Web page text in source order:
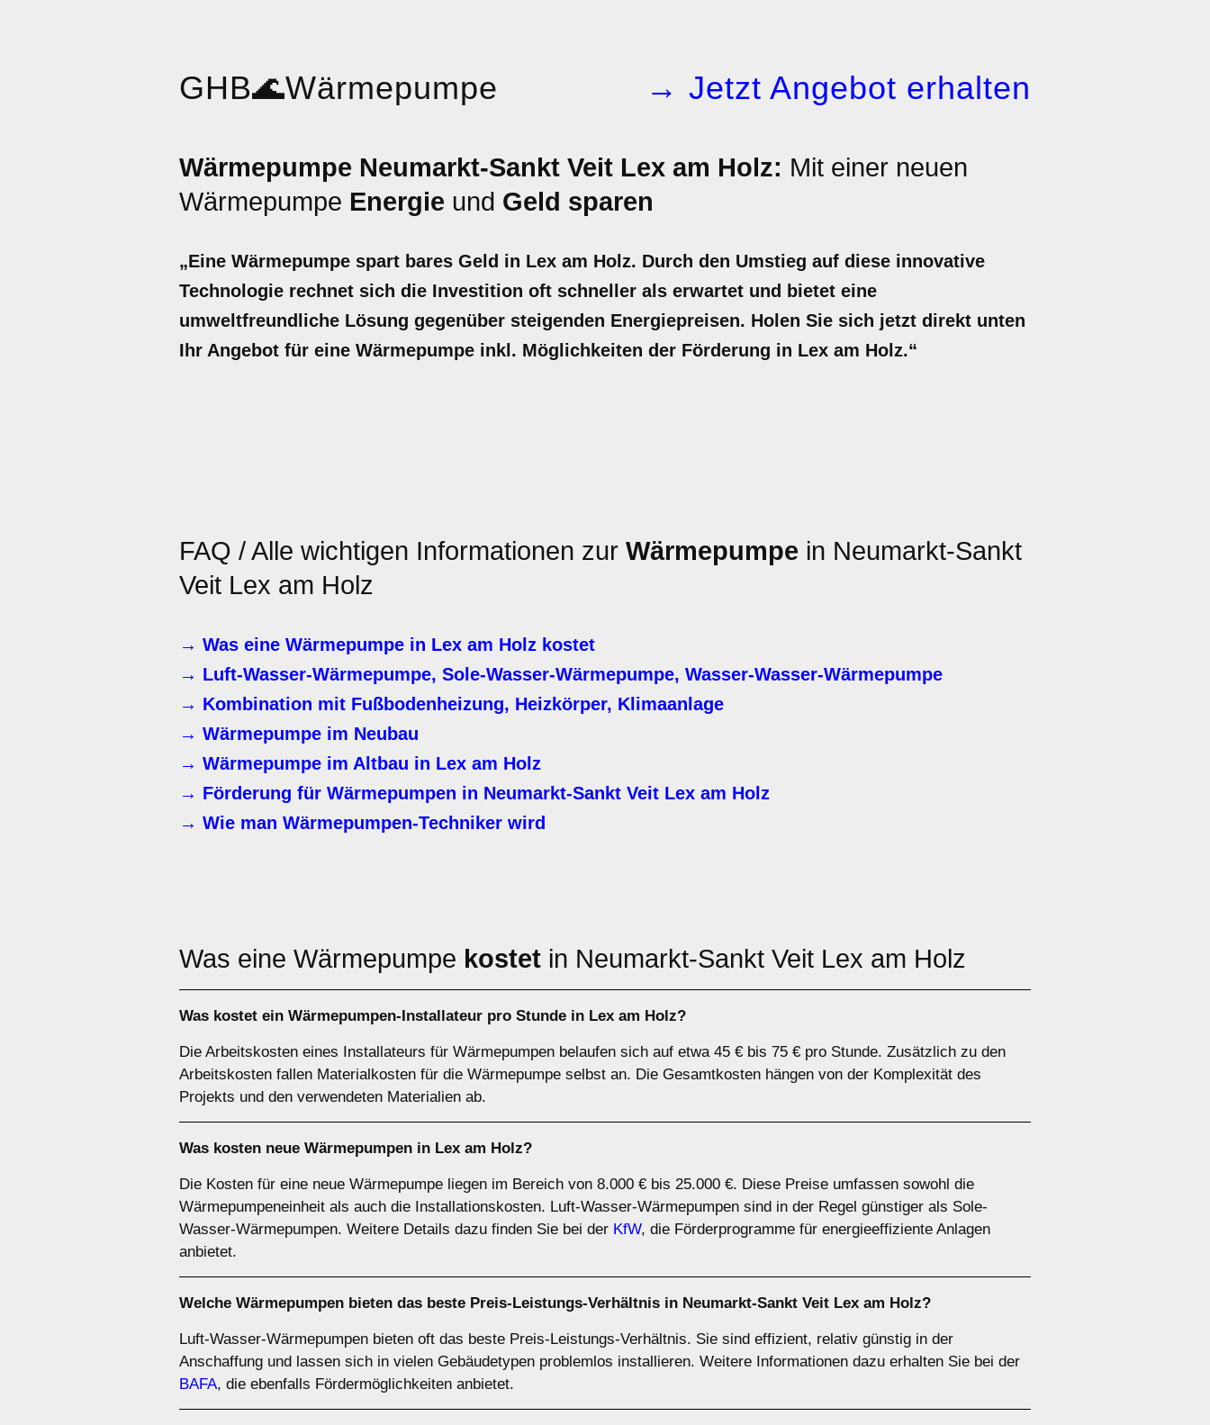
GHB🌊Wärmepumpe → Jetzt Angebot erhalten
Wärmepumpe Neumarkt-Sankt Veit Lex am Holz: Mit einer neuen
Wärmepumpe Energie und Geld sparen
„Eine Wärmepumpe spart bares Geld in Lex am Holz. Durch den Umstieg auf diese innovative
Technologie rechnet sich die Investition oft schneller als erwartet und bietet eine
umweltfreundliche Lösung gegenüber steigenden Energiepreisen. Holen Sie sich jetzt direkt unten
Ihr Angebot für eine Wärmepumpe inkl. Möglichkeiten der Förderung in Lex am Holz.“
FAQ / Alle wichtigen Informationen zur Wärmepumpe in Neumarkt-Sankt
Veit Lex am Holz
→ Was eine Wärmepumpe in Lex am Holz kostet
→ Luft-Wasser-Wärmepumpe, Sole-Wasser-Wärmepumpe, Wasser-Wasser-Wärmepumpe
→ Kombination mit Fußbodenheizung, Heizkörper, Klimaanlage
→ Wärmepumpe im Neubau
→ Wärmepumpe im Altbau in Lex am Holz
→ Förderung für Wärmepumpen in Neumarkt-Sankt Veit Lex am Holz
→ Wie man Wärmepumpen-Techniker wird
Was eine Wärmepumpe kostet in Neumarkt-Sankt Veit Lex am Holz
Was kostet ein Wärmepumpen-Installateur pro Stunde in Lex am Holz?
Die Arbeitskosten eines Installateurs für Wärmepumpen belaufen sich auf etwa 45 € bis 75 € pro Stunde. Zusätzlich zu den
Arbeitskosten fallen Materialkosten für die Wärmepumpe selbst an. Die Gesamtkosten hängen von der Komplexität des
Projekts und den verwendeten Materialien ab.
Was kosten neue Wärmepumpen in Lex am Holz?
Die Kosten für eine neue Wärmepumpe liegen im Bereich von 8.000 € bis 25.000 €. Diese Preise umfassen sowohl die
Wärmepumpeneinheit als auch die Installationskosten. Luft-Wasser-Wärmepumpen sind in der Regel günstiger als Sole-
Wasser-Wärmepumpen. Weitere Details dazu finden Sie bei der KfW, die Förderprogramme für energieeffiziente Anlagen
anbietet.
Welche Wärmepumpen bieten das beste Preis-Leistungs-Verhältnis in Neumarkt-Sankt Veit Lex am Holz?
Luft-Wasser-Wärmepumpen bieten oft das beste Preis-Leistungs-Verhältnis. Sie sind effizient, relativ günstig in der
Anschaffung und lassen sich in vielen Gebäudetypen problemlos installieren. Weitere Informationen dazu erhalten Sie bei der
BAFA, die ebenfalls Fördermöglichkeiten anbietet.